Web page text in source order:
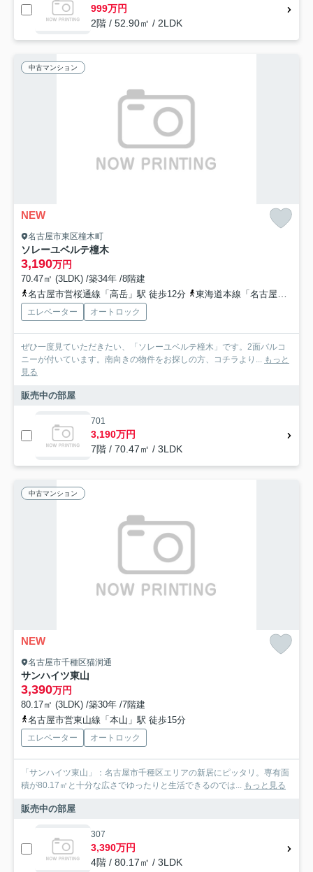
999万円
2階 / 52.90㎡ / 2LDK
中古マンション
NEW
名古屋市東区橦木町
ソレーユベルテ橦木
3,190万円
70.47㎡ (3LDK) /築34年 /8階建
名古屋市営桜通線「高岳」駅 徒歩12分
東海道本線「名古屋」駅 バス21分 名古屋市営「白壁」 停歩8分
エレベーター オートロック
ぜひ一度見ていただきたい、「ソレーユベルテ橦木」です。2面バルコ
ニーが付いています。南向きの物件をお探しの方、コチラより... もっと
見る
販売中の部屋
701
3,190万円
7階 / 70.47㎡ / 3LDK
中古マンション
NEW
名古屋市千種区猫洞通
サンハイツ東山
3,390万円
80.17㎡ (3LDK) /築30年 /7階建
名古屋市営東山線「本山」駅 徒歩15分
エレベーター オートロック
「サンハイツ東山」：名古屋市千種区エリアの新居にピッタリ。専有面
積が80.17㎡と十分な広さでゆったりと生活できるのでは... もっと見る
販売中の部屋
307
3,390万円
4階 / 80.17㎡ / 3LDK